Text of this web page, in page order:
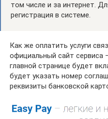
том числе и за интернет.
регистрация в системе.
Как же оплатить услуги
официальный сайт сервиса
главной странице будет
будет указать номер
реквизиты банковской